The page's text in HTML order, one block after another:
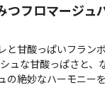
つフロマージュ
と甘酸っぱいフラン
ュな甘酸っぱさと、
の絶妙なハーモニー